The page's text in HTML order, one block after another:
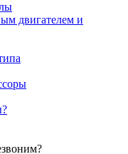
двигателем и